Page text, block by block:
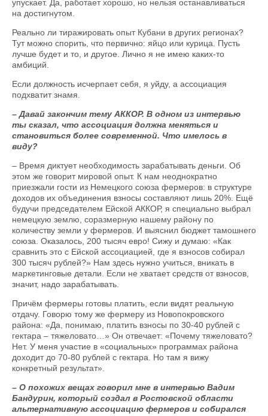
упускает. Да, работает хорошо, но нельзя останавливаться
на достигнутом.
Реально ли тиражировать опыт Кубани в других регионах?
Тут можно спорить, что первично: яйцо или курица. Пусть
лучше будет и то, и другое. Лично я не имею каких-то
амбиций.
Если должность исчерпает себя, я уйду, а ассоциация
подхватит знамя.
– Давай закончим тему АККОР. В одном из интервью
ты сказал, что ассоциация должна меняться и
становиться более современной. Что имелось в
виду?
– Время диктует необходимость зарабатывать деньги. Об
этом же говорит мировой опыт. К нам неоднократно
приезжали гости из Немецкого союза фермеров: в структуре
доходов их объединения взносы составляют лишь 20%. Ещё
будучи председателем Ейской АККОР, я специально выбрал
немецкую землю, соразмерную нашему району по
количеству земли у фермеров. И выяснил бюджет тамошнего
союза. Оказалось, 200 тысяч евро! Сижу и думаю: «Как
сравнить это с Ейской ассоциацией, где я взносов собирал
300 тысяч рублей?» Нам здесь нужно учиться, вникать в
маркетинговые детали. Если не хватает средств от взносов,
значит, надо зарабатывать.
Причём фермеры готовы платить, если видят реальную
отдачу. Говорю тому же фермеру из Новопокровского
района: «Да, понимаю, платить взносы по 30-40 рублей с
гектара – тяжеловато…» Он отвечает: «Почему тяжеловато?
Нет. У меня участие в «социальных» программах района
доходит до 70-80 рублей с гектара. Но там я вижу
конкретный результат».
– О похожих вещах говорил мне в интервью Вадим
Бандурин, который создал в Ростовской области
альтернативную ассоциа­цию фермеров и собирался